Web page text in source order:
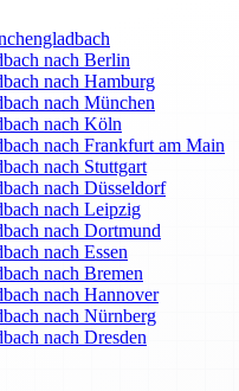
nach Berlin
nach Hamburg
nach München
nach Köln
nach Frankfurt am Main
nach Stuttgart
nach Düsseldorf
nach Leipzig
nach Dortmund
nach Essen
nach Bremen
nach Hannover
nach Nürnberg
nach Dresden